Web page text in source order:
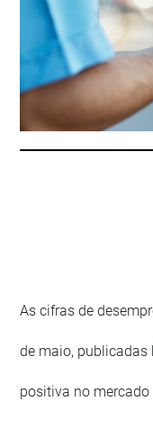
As cifras de
de maio, publicadas
positiva no mercado